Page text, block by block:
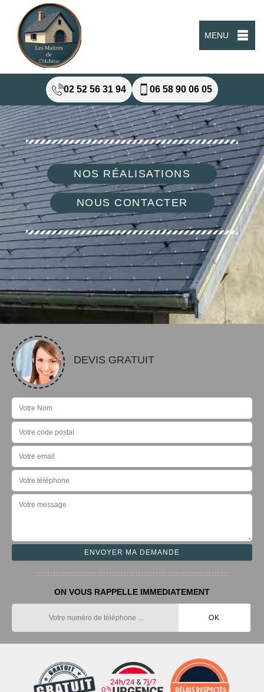
MENU
02 52 56 31 94 06 58 90 06 05
NOS RÉALISATIONS
NOUS CONTACTER
DEVIS GRATUIT
ON VOUS RAPPELLE IMMEDIATEMENT